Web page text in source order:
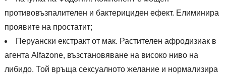
противовъзпалителен и бактерициден ефект. Елиминира
проявите на простатит;
Перуански екстракт от мак. Растителен афродизиак в
агента Alfazone, възстановяване на високо ниво на
либидо. Той връща сексуалното желание и нормализира